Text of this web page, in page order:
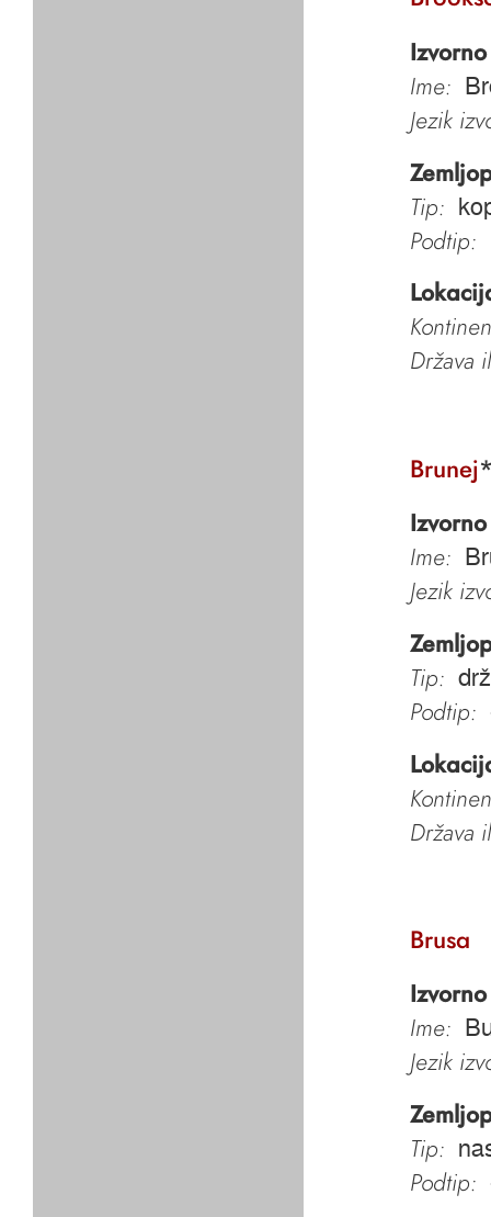
Ime:
Jezik
Tip:
Podtip:
Država
Brunej
Ime:
Jezik
Tip:
Podtip:
Država
Brusa
Ime:
Jezik
Tip:
Podtip: